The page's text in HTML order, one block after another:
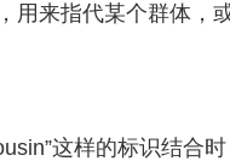
用来指代某个群体，
这样的标识结合